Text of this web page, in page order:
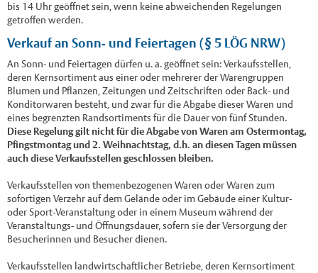
bis 14 Uhr geöffnet sein, wenn keine abweichenden Regelungen
getroffen werden.
Verkauf an Sonn- und Feiertagen (§ 5 LÖG NRW)
An Sonn- und Feiertagen dürfen u. a. geöffnet sein: Verkaufsstellen,
deren Kernsortiment aus einer oder mehrerer der Warengruppen
Blumen und Pflanzen, Zeitungen und Zeitschriften oder Back- und
Konditorwaren besteht, und zwar für die Abgabe dieser Waren und
eines begrenzten Randsortiments für die Dauer von fünf Stunden.
Diese Regelung gilt nicht für die Abgabe von Waren am Ostermontag,
Pfingstmontag und 2. Weihnachtstag, d.h. an diesen Tagen müssen
auch diese Verkaufsstellen geschlossen bleiben.
Verkaufsstellen von themenbezogenen Waren oder Waren zum
sofortigen Verzehr auf dem Gelände oder im Gebäude einer Kultur-
oder Sport-Veranstaltung oder in einem Museum während der
Veranstaltungs- und Öffnungsdauer, sofern sie der Versorgung der
Besucherinnen und Besucher dienen.
Verkaufsstellen landwirtschaftlicher Betriebe, deren Kernsortiment